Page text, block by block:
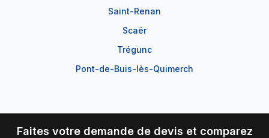
Saint-Renan
Scaër
Trégunc
Pont-de-Buis-lès-Quimerch
Faites votre demande de devis et comparez